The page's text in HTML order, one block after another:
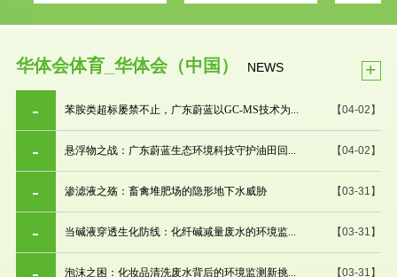
华体会体育_华体会（中国） NEWS +
【04-02】
苯胺类超标屡禁不止，广东蔚蓝以GC-MS技术为...
【04-02】
悬浮物之战：广东蔚蓝生态环境科技守护油田回...
【03-31】
渗滤液之殇：畜禽堆肥场的隐形地下水威胁
【03-31】
当碱液穿透生化防线：化纤碱减量废水的环境监...
【03-31】
泡沫之困：化妆品清洗废水背后的环境监测新挑...